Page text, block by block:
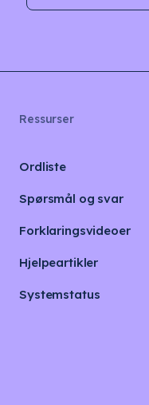
Ressurser
Ordliste
Spørsmål og svar
Forklaringsvideoer
Hjelpeartikler
Systemstatus